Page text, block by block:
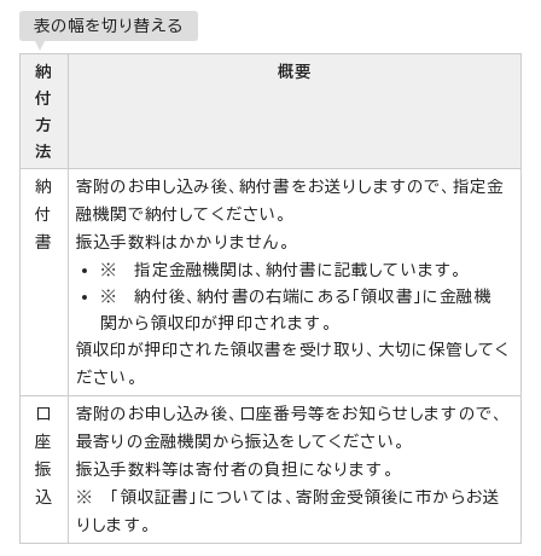
表の幅を切り替える
納
付
方
法
概要
納
付
書
寄附のお申し込み後、納付書をお送りしますので、指定金
融機関で納付してください。
振込手数料はかかりません。
※ 指定金融機関は、納付書に記載しています。
※ 納付後、納付書の右端にある「領収書」に金融機
関から領収印が押印されます。
領収印が押印された領収書を受け取り、大切に保管してく
ださい。
口
座
振
込
寄附のお申し込み後、口座番号等をお知らせしますので、
最寄りの金融機関から振込をしてください。
振込手数料等は寄付者の負担になります。
※ 「領収証書」については、寄附金受領後に市からお送
りします。